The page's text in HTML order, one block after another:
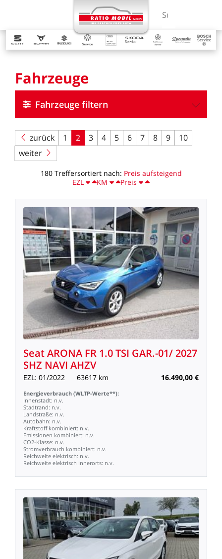
Suchbegriff
Fahrzeuge
Fahrzeuge filtern
zurück 1 2 3 4 5 6 7 8 9
10
weiter
180 Treffersortiert nach: Preis aufsteigend
EZL
KM Preis
SeatARONA FR 1.0TSI GAR.-01/2027
SHZ NAVI AHZV
EZL: 01/2022 63617 km 16.490,00 €
Energieverbrauch (WLTP-Werte**):
Innenstadt: n.v.
Stadtrand: n.v.
Landstraße: n.v.
Autobahn: n.v.
Kraftstoff kombiniert: n.v.
Emissionen kombiniert: n.v.
CO2-Klasse: n.v.
Stromverbrauch kombiniert: n.v.
Reichweite elektrisch: n.v.
Reichweite elektrisch innerorts: n.v.